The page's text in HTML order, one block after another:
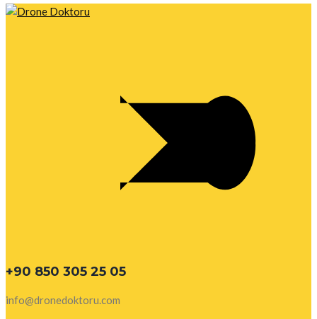
+90 850 305 25 05
info@dronedoktoru.com